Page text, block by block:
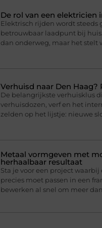
De rol van een elektricien
Elektrisch rijden wordt steeds
betrouwbaar laadpunt bij
dan onderweg, maar het stelt
Verhuisd naar Den
De belangrijkste verhuisklus
verhuisdozen, verf en het
zelden op het lijstje: nieuwe
Metaal vormgeven met
herhaalbaar resultaat
Sta je voor een project
precies moet passen in een
bewerken al snel om meer